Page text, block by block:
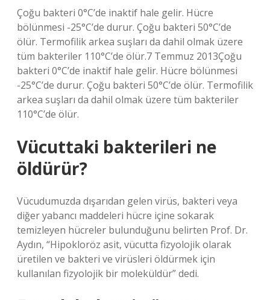
Çoğu bakteri 0°C’de inaktif hale gelir. Hücre
bölünmesi -25°C’de durur. Çoğu bakteri 50°C’de
ölür. Termofilik arkea suşları da dahil olmak üzere
tüm bakteriler 110°C’de ölür.7 Temmuz 2013Çoğu
bakteri 0°C’de inaktif hale gelir. Hücre bölünmesi
-25°C’de durur. Çoğu bakteri 50°C’de ölür. Termofilik
arkea suşları da dahil olmak üzere tüm bakteriler
110°C’de ölür.
Vücuttaki bakterileri ne
öldürür?
Vücudumuzda dışarıdan gelen virüs, bakteri veya
diğer yabancı maddeleri hücre içine sokarak
temizleyen hücreler bulunduğunu belirten Prof. Dr.
Aydın, “Hipokloröz asit, vücutta fizyolojik olarak
üretilen ve bakteri ve virüsleri öldürmek için
kullanılan fizyolojik bir moleküldür” dedi.